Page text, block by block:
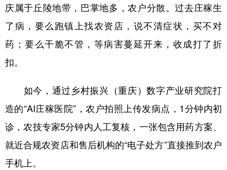
庆属于丘陵地带，巴掌地多，农户分散。过去庄稼生
了病，要么跑镇上找农资店，说不清症状，买不对
药；要么干脆不管，等病害蔓延开来，收成打了折
扣。
如今，通过乡村振兴（重庆）数字产业研究院打
造的“AI庄稼医院”，农户拍照上传发病点，1分钟内初
诊，农技专家5分钟内人工复核，一张包含用药方案、
就近合规农资店和售后机构的“电子处方”直接推到农户
手机上。